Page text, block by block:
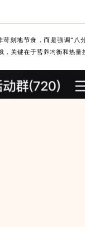
刻地节食，而是强调“八
关键在于营养均衡和热量